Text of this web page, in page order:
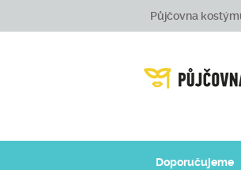
Půjčovna
Doporučujeme